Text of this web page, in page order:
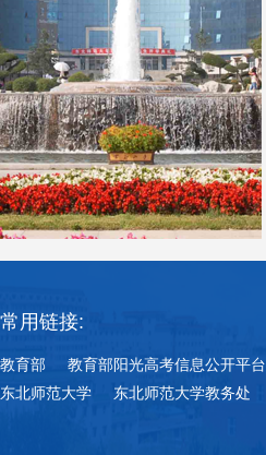
常用链接:
教育部 教育部阳光高考信息公开平台
东北师范大学
东北师范大学教务处